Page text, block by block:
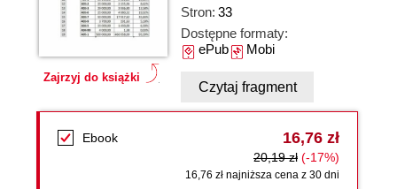
Zajrzyj do książki
Stron: 33
Dostępne formaty:
ePubMobi
Czytaj fragment
Ebook 16,76 zł
20,19 zł (-17%)
16,76 zł najniższa cena z 30 dni